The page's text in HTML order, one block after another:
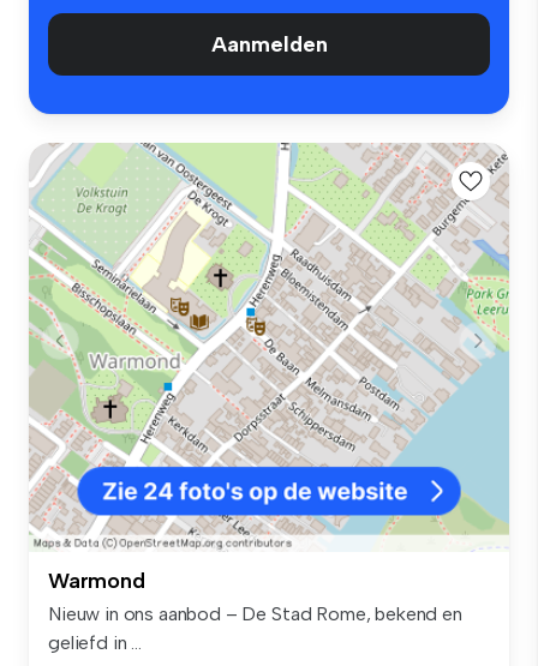
Aanmelden
Warmond
Nieuw in ons aanbod – De Stad Rome, bekend en
geliefd in ...